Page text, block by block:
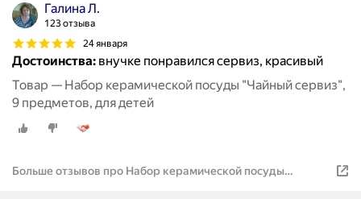
Галина Л.
123 отзыва
24 января
Достоинства: внучке понравился сервиз, красивый
Товар — Набор керамической посуды "Чайный сервиз",
9 предметов, для детей
Больше отзывов про Набор керамической посуды